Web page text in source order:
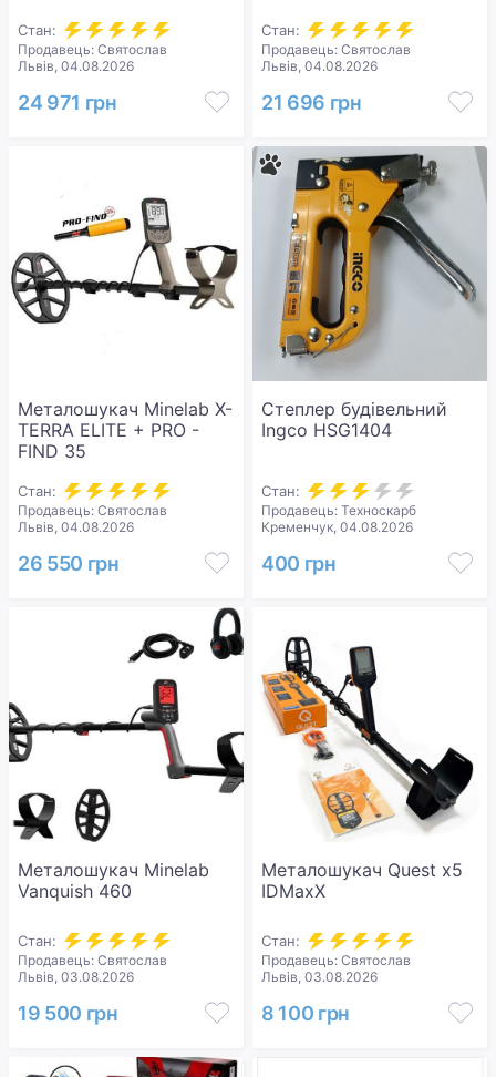
Стан:
Продавець: Святослав
Львів, 04.08.2026
24 971 грн
Стан:
Продавець: Святослав
Львів, 04.08.2026
21 696 грн
Металошукач Minelab X-
TERRA ELITE + PRO -
FIND 35
Стан:
Продавець: Святослав
Львів, 04.08.2026
26 550 грн
Степлер будівельний
Ingco HSG1404
Стан:
Продавець: Техноскарб
Кременчук, 04.08.2026
400 грн
Металошукач Minelab
Vanquish 460
Стан:
Продавець: Святослав
Львів, 03.08.2026
19 500 грн
Металошукач Quest x5
IDMaxX
Стан:
Продавець: Святослав
Львів, 03.08.2026
8 100 грн